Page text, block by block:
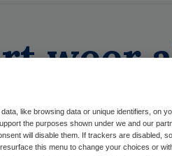
weer
uit
like browsing data or unique identifiers, on
the purposes shown under we and our
will disable them. If trackers are disabled,
this menu to change your choices or